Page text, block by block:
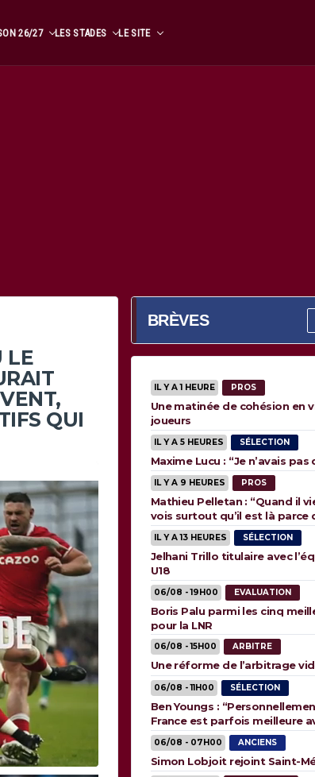
26/27 LES STADES LE SITE
LE
QUI
BRÈVES
IL Y A 1 HEURE PROS
Une matinée de cohésion en
joueurs
IL Y A 5 HEURES SÉLECTION
Maxime Lucu : “Je n’avais
IL Y A 9 HEURES PROS
Mathieu Pelletan : “Quand il
vois surtout qu’il est là parce
animaux”
IL Y A 13 HEURES SÉLECTION
Jelhani Trillo titulaire avec
U18
06/08 - 19H00 EVALUATION
Boris Palu parmi les cinq
pour la LNR
06/08 - 15H00 ARBITRE
Une réforme de l’arbitrage
06/08 - 11H00 SÉLECTION
Ben Youngs :
France est parfois meilleure
06/08 - 07H00 ANCIENS
Simon Lobjoit rejoint Saint-